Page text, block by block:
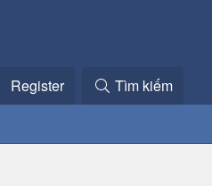
Register Tìm kiếm